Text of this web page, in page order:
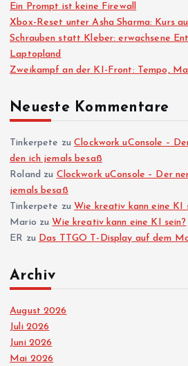
Ein Prompt ist keine Firewall
Xbox-Reset unter Asha Sharma: Kurs
Schrauben statt Kleber: erwachsene
Laptopland
Zweikampf an der KI-Front: Tempo,
Neueste Kommentare
Tinkerpete zuClockwork uConsole –
den ich jemals besaß
Roland zu Clockwork uConsole – Der
jemals besaß
Tinkerpete zuWie kreativ kann eine KI
Mario zuWie kreativ kann eine KI sein?
ER zu Das TTGO T-Display auf dem
Archiv
August 2026
Juli 2026
Juni 2026
Mai 2026